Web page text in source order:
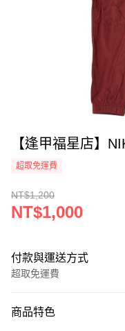
【逢甲福星店】
超取免運費
NT$1,200
NT$1,000
付款與運送方式
超取免運費
信用卡一次付款
商品特色